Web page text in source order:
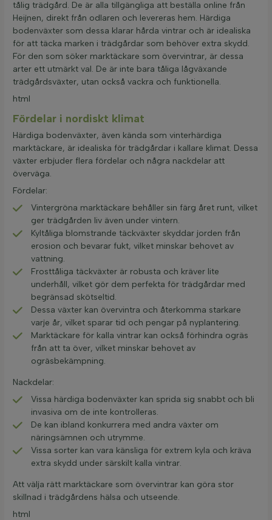
tålig trädgård. De är alla tillgängliga att beställa online från
Heijnen, direkt från odlaren och levereras hem. Härdiga
bodenväxter som dessa klarar hårda vintrar och är idealiska
för att täcka marken i trädgårdar som behöver extra skydd.
För den som söker marktäckare som övervintrar, är dessa
arter ett utmärkt val. De är inte bara tåliga lågväxande
trädgårdsväxter, utan också vackra och funktionella.
html
Fördelar i nordiskt klimat
Härdiga bodenväxter, även kända som vinterhärdiga
marktäckare, är idealiska för trädgårdar i kallare klimat. Dessa
växter erbjuder flera fördelar och några nackdelar att
överväga.
Fördelar:
Vintergröna marktäckare behåller sin färg året runt, vilket
ger trädgården liv även under vintern.
Kyltåliga blomstrande täckväxter skyddar jorden från
erosion och bevarar fukt, vilket minskar behovet av
vattning.
Frosttåliga täckväxter är robusta och kräver lite
underhåll, vilket gör dem perfekta för trädgårdar med
begränsad skötseltid.
Dessa växter kan övervintra och återkomma starkare
varje år, vilket sparar tid och pengar på nyplantering.
Marktäckare för kalla vintrar kan också förhindra ogräs
från att ta över, vilket minskar behovet av
ogräsbekämpning.
Nackdelar:
Vissa härdiga bodenväxter kan sprida sig snabbt och bli
invasiva om de inte kontrolleras.
De kan ibland konkurrera med andra växter om
näringsämnen och utrymme.
Vissa sorter kan vara känsliga för extrem kyla och kräva
extra skydd under särskilt kalla vintrar.
Att välja rätt marktäckare som övervintrar kan göra stor
skillnad i trädgårdens hälsa och utseende.
html